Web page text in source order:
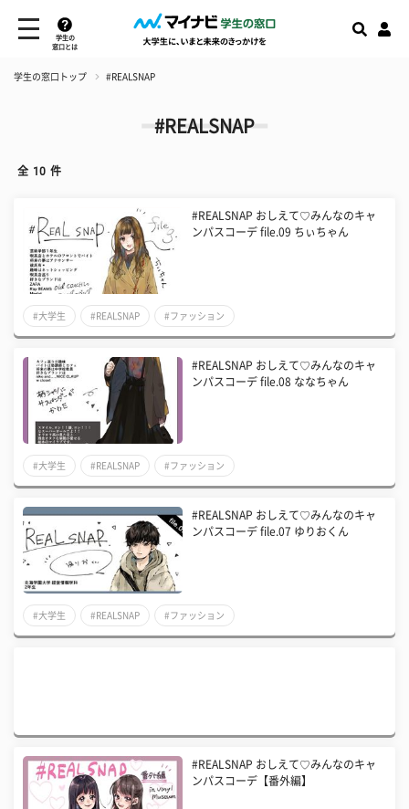
学生の
窓口とは
学生の窓口トップ #REALSNAP
#REALSNAP
全 10 件
#REALSNAP おしえて♡みんなのキャ
ンパスコーデ file.09 ちぃちゃん
#大学生 #REALSNAP #ファッション
#REALSNAP おしえて♡みんなのキャ
ンパスコーデ file.08 ななちゃん
#大学生 #REALSNAP #ファッション
#REALSNAP おしえて♡みんなのキャ
ンパスコーデ file.07 ゆりおくん
#大学生 #REALSNAP #ファッション
#REALSNAP おしえて♡みんなのキャ
ンパスコーデ【番外編】